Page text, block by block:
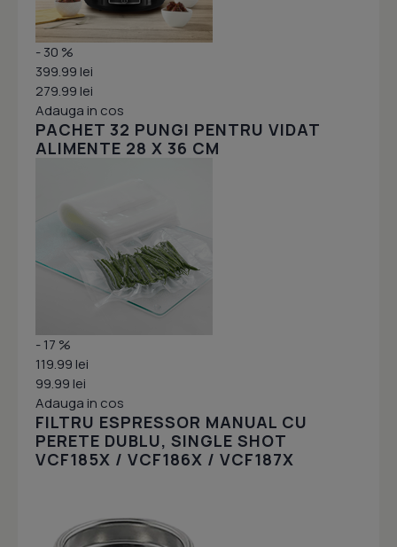
- 30 %
399.99 lei
279.99 lei
Adauga in cos
PACHET 32 PUNGI PENTRU VIDAT
ALIMENTE 28 X 36 CM
- 17 %
119.99 lei
99.99 lei
Adauga in cos
FILTRU ESPRESSOR MANUAL CU
PERETE DUBLU, SINGLE SHOT
VCF185X / VCF186X / VCF187X